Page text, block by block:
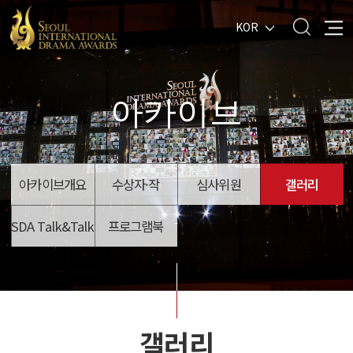
KOR
아카이브
아카이브개요 수상자·작 심사위원 갤러리
SDA Talk&Talk 프로그램북
갤러리